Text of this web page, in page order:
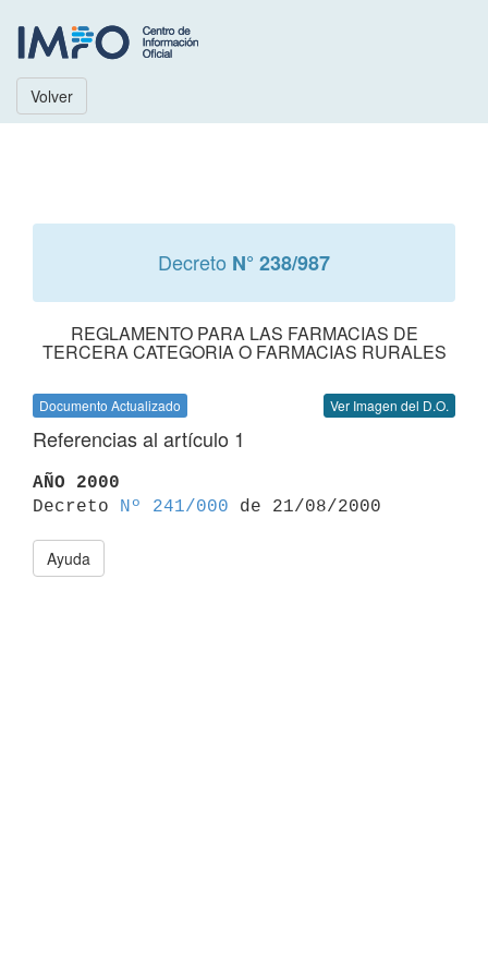
Volver
Decreto N° 238/987
REGLAMENTO PARA LAS FARMACIAS DE
TERCERA CATEGORIA O FARMACIAS RURALES
Documento Actualizado Ver Imagen del D.O.
Referencias al artículo 1
AÑO 2000
Decreto
Nº 241/000
Ayuda